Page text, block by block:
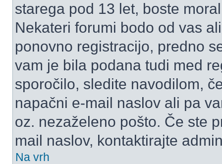
starega pod 13 let, boste
Nekateri forumi bodo od vas
ponovno registracijo, predno
vam je bila podana tudi med
sporočilo, sledite navodilom,
napačni e-mail naslov ali pa
oz. nezaželeno pošto. Če ste
mail naslov, kontaktirajte
Na vrh